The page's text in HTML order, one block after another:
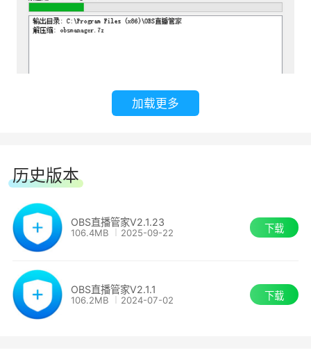
来源轮播插件
时间插件
声音分路插件
无需绿幕也可以扣背景透明
加载更多
历史版本
OBS直播管家V2.1.23
106.4MB 2025-09-22 下载
OBS直播管家V2.1.1
106.2MB 2024-07-02 下载